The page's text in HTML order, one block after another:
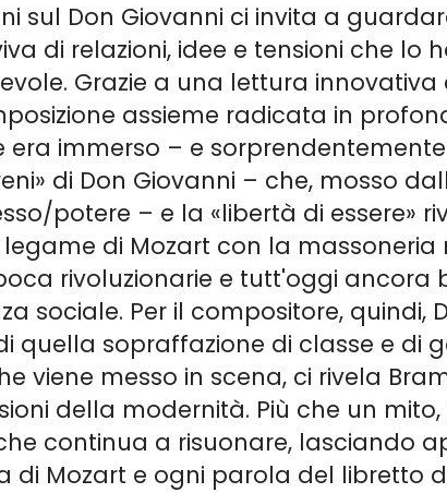
sul Don Giovanni ci invita a
di relazioni, idee e tensioni che
Grazie a una lettura
assieme radicata in
immerso – e
di Don Giovanni – che, mosso
potere – e la «libertà di essere»
di Mozart con la
rivoluzionarie e tutt'oggi ancora
sociale. Per il compositore, quindi,
quella sopraffazione di classe e di
viene messo in scena, ci rivela
della modernità. Più che un
continua a risuonare, lasciando
di Mozart e ogni parola del libretto